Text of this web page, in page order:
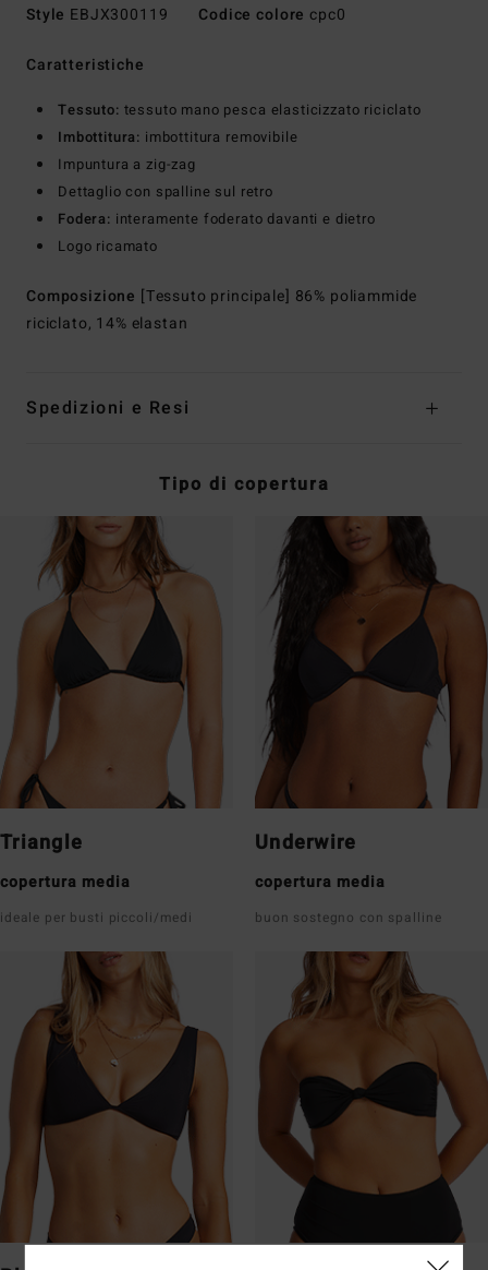
Style EBJX300119 Codice colore cpc0
Caratteristiche
Tessuto: tessuto mano pesca elasticizzato riciclato
Imbottitura: imbottitura removibile
Impuntura a zig-zag
Dettaglio con spalline sul retro
Fodera: interamente foderato davanti e dietro
Logo ricamato
Composizione [Tessuto principale] 86% poliammide
riciclato, 14% elastan
Spedizioni e Resi
Tipo di copertura
Triangle
copertura media
ideale per busti piccoli/medi
Underwire
copertura media
buon sostegno con spalline